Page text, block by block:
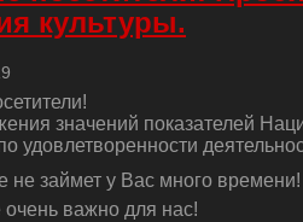
культуры.
значений показателей
удовлетворенности
не займет у Вас много времени!
важно для нас!